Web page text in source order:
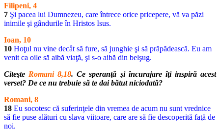
Filipeni, 4
7 Şi pacea lui Dumnezeu, care întrece orice pricepere, vă va păzi
inimile şi gândurile în Hristos Isus.
Ioan, 10
10 Hoţul nu vine decât să fure, să junghie şi să prăpădească. Eu am
venit ca oile să aibă viaţă, şi s-o aibă din belşug.
CiteşteRomani 8,18. Ce speranţă şi încurajare îţi inspiră acest
verset? De ce nu trebuie să te dai bătut niciodată?
Romani, 8
18 Eu socotesc că suferinţele din vremea de acum nu sunt vrednice
să fie puse alături cu slava viitoare, care are să fie descoperită faţă de
noi.